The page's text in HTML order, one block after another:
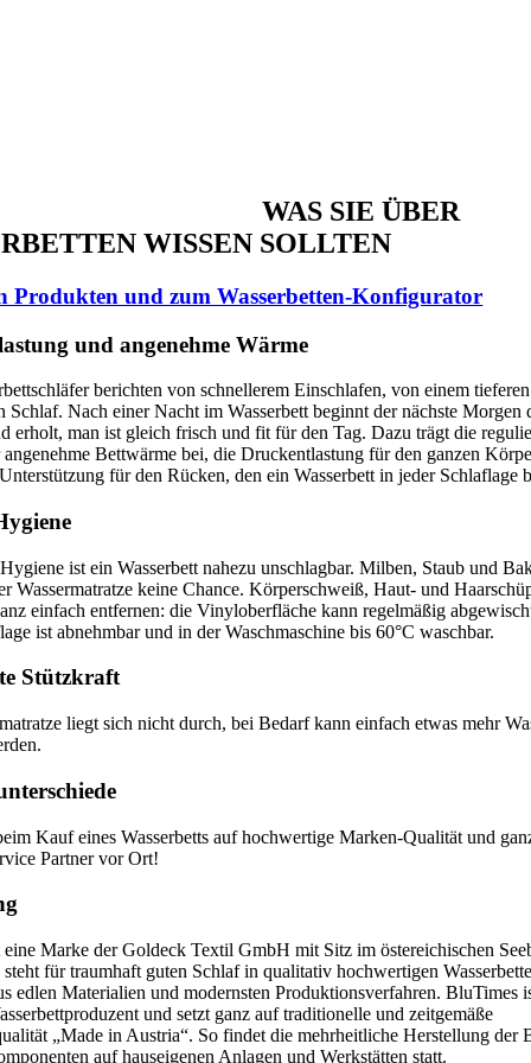
WAS SIE ÜBER
WISSEN SOLLTEN
Produkten und zum Wasserbetten-Konfigurator
und angenehme Wärme
berichten von schnellerem Einschlafen, von einem
Schlaf. Nach einer Nacht im Wasserbett beginnt der nächste Morgen
erholt, man ist gleich frisch und fit für den Tag. Dazu trägt die
Bettwärme bei, die Druckentlastung für den ganzen
für den Rücken, den ein Wasserbett in jeder Schlaflage
ist ein Wasserbett nahezu unschlagbar. Milben, Staub und
Wassermatratze keine Chance. Körperschweiß, Haut- und
einfach entfernen: die Vinyloberfläche kann regelmäßig
ist abnehmbar und in der Waschmaschine bis 60°C waschbar.
Stützkraft
liegt sich nicht durch, bei Bedarf kann einfach etwas mehr
Kauf eines Wasserbetts auf hochwertige Marken-Qualität und
Partner vor Ort!
Marke der Goldeck Textil GmbH mit Sitz im östereichischen
für traumhaft guten Schlaf in qualitativ hochwertigen
edlen Materialien und modernsten Produktionsverfahren. BluTimes
und setzt ganz auf traditionelle und zeitgemäße
„Made in Austria“. So findet die mehrheitliche Herstellung der
auf hauseigenen Anlagen und Werkstätten statt.